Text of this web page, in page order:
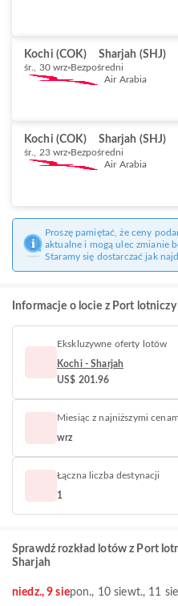
Kochi (COK) Sharjah (SHJ)
śr., 30 wrz Bezpośredni
Air Arabia
Kochi (COK) Sharjah (SHJ)
śr., 23 wrz Bezpośredni
Air Arabia
Proszę pamiętać, że ceny
aktualne i mogą ulec zmianie
Staramy się dostarczać jak
Informacje o locie z Port
Ekskluzywne oferty lotów
Kochi - Sharjah
US$ 201.96
Miesiąc z najniższymi
wrz
Łączna liczba destynacji
1
Sprawdź rozkład lotów z Port
Sharjah
niedz., 9 siepon., 10 siewt., 11 sie